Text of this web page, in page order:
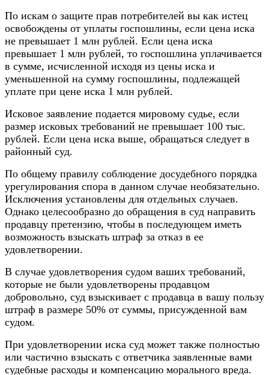
По искам о защите прав потребителей вы как истец
освобождены от уплаты госпошлины, если цена иска
не превышает 1 млн рублей. Если цена иска
превышает 1 млн рублей, то госпошлина уплачивается
в сумме, исчисленной исходя из цены иска и
уменьшенной на сумму госпошлины, подлежащей
уплате при цене иска 1 млн рублей.
Исковое заявление подается мировому судье, если
размер исковых требований не превышает 100 тыс.
рублей. Если цена иска выше, обращаться следует в
районный суд.
По общему правилу соблюдение досудебного порядка
урегулирования спора в данном случае необязательно.
Исключения установлены для отдельных случаев.
Однако целесообразно до обращения в суд направить
продавцу претензию, чтобы в последующем иметь
возможность взыскать штраф за отказ в ее
удовлетворении.
В случае удовлетворения судом ваших требований,
которые не были удовлетворены продавцом
добровольно, суд взыскивает с продавца в вашу пользу
штраф в размере 50% от суммы, присужденной вам
судом.
При удовлетворении иска суд может также полностью
или частично взыскать с ответчика заявленные вами
судебные расходы и компенсацию морального вреда.